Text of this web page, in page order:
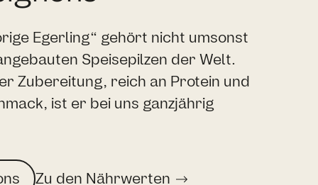
Egerling“ gehört nicht umsonst
Speisepilzen der Welt.
Zubereitung, reich an Protein und
ist er bei uns ganzjährig
Zu den Nährwerten